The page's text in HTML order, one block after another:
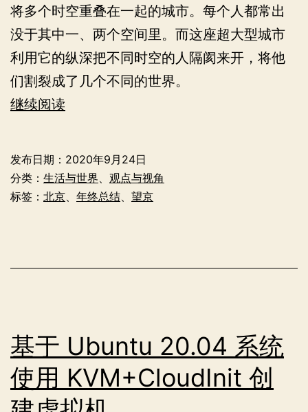
将多个时空重叠在一起的城市。每个人都常出
没于其中一、两个空间里。而这座超大型城市
利用它的纵深把不同时空的人隔阂来开，将他
们割裂成了几个不同的世界。
继续阅读
现
之
我
零
二
零
年
发布日期： 2020年9月24日
分类： 生活与世界
观点与视角
标签： 北京 年终总结 望京
基于 Ubuntu 20.04 系统
使用 KVM+CloudInit 创